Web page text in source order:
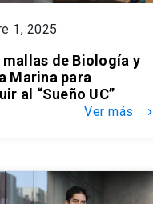
1, 2025
mallas de Biología y
Marina para
al “Sueño UC”
Ver más keyboard_arrow_right